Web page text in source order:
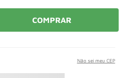
COMPRAR
Não sei meu CEP